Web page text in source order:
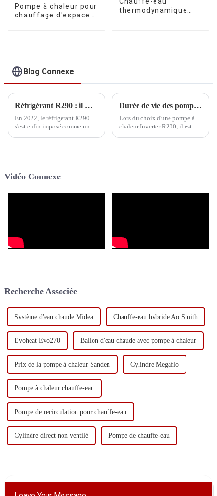
Pompe à chaleur pour
chauffage d'espace
thermodynamique
Blog Connexe
Réfrigérant R290 : il marque son point culminant
En 2022, le réfrigérant R290
s'est enfin imposé comme un
autorisée à…
Durée de vie des pompes à chaleur Inverter R290
Lors du choix d'une pompe à
chaleur Inverter R290, il est
Vidéo Connexe
Recherche Associée
Système d'eau chaude Midea Chauffe-eau hybride Ao Smith
Evoheat Evo270 Ballon d'eau chaude avec pompe à chaleur
Prix ​​de la pompe à chaleur Sanden Cylindre Megaflo
Pompe à chaleur chauffe-eau
Pompe de recirculation pour chauffe-eau
Cylindre direct non ventilé Pompe de chauffe-eau